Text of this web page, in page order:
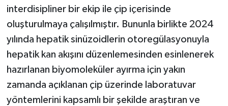
interdisipliner bir ekip ile çip içerisinde
oluşturulmaya çalışılmıştır. Bununla birlikte 2024
yılında hepatik sinüzoidlerin otoregülasyonuyla
hepatik kan akışını düzenlemesinden esinlenerek
hazırlanan biyomoleküler ayırma için yakın
zamanda açıklanan çip üzerinde laboratuvar
yöntemlerini kapsamlı bir şekilde araştıran ve